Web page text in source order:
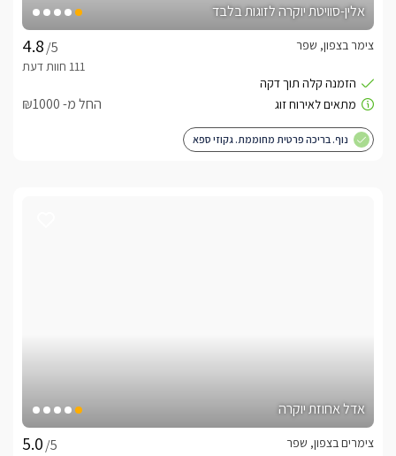
אלין-סוויטת יוקרה לזוגות בלבד
/5
צימר בצפון, שפר
החל מ- ₪1000
נוף. בריכה פרטית מחוממת. גקוזי ספא
אדל אחוזת יוקרה
/5
צימרים בצפון, שפר